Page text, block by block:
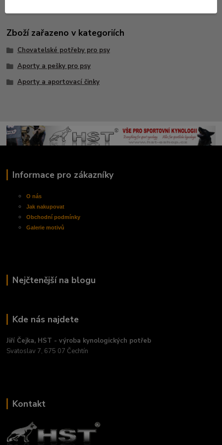
Zboží zařazeno v kategoriích
Chovatelské potřeby pro psy
Aporty a pešky pro psy
Aporty a aportovací činky
Informace pro zákazníky
O nás
Jak nakupovat
Obchodnípodmínky
Galerie motivů
Nejčtenější na blogu
Kde nás najdete
Jiří Čejka, HST - výroba kynologických potřeb
Svatoslav 7, 675 07 Čechtín
Kontakt